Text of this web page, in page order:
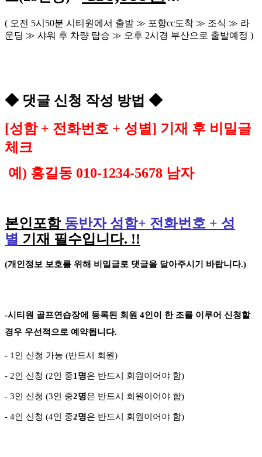
( 오전 5시 50분 시티원에서 출발 ≫ 포항cc도착 ≫ 조식 ≫ 라
운딩 ≫ 샤워 후 차량 탑승 ≫ 오후 2시경 부산으로 출발예정 )
◆ 댓글 신청 작성 방법 ◆
[성함 + 전화번호 + 성별] 기재 후 비밀글
체크
예 ) 홍길동 010-1234-5678 남자
본인포함 동반자 성함+ 전화번호 + 성
별 기재 필수입니다. !!
(개인정보 보호를 위해 비밀글로 댓글을 달아주시기 바랍니다.)
-시티원 골프연습장에 등록된 회원 4인이 한 조를 이루어 신청할
경우 우선적으로 예약됩니다.
- 1인 신청 가능 (반드시 회원)
- 2인 신청 (2인 중1명은 반드시 회원이어야 함)
- 3인 신청 (3인 중2명은 반드시 회원이어야 함)
- 4인 신청 (4인 중2명은 반드시 회원이어야 함)